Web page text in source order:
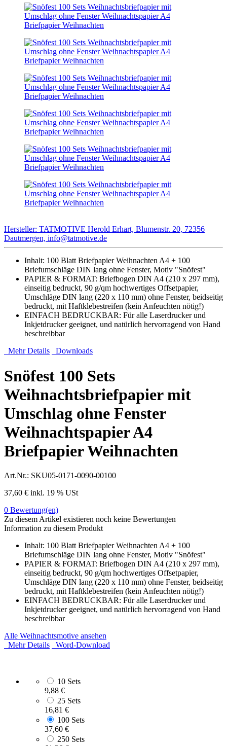
Hersteller: TATMOTIVE Herold Erhart, Blumenstr. 20, 72356
Dautmergen, info@tatmotive.de
Inhalt: 100 Blatt Briefpapier Weihnachten A4 + 100
Briefumschläge DIN lang ohne Fenster, Motiv "Snöfest"
PAPIER & FORMAT: Briefbogen DIN A4 (210 x 297 mm),
einseitig bedruckt, 90 g/qm hochwertiges Offsetpapier,
Umschläge DIN lang (220 x 110 mm) ohne Fenster, beidseitig
bedruckt, mit Haftklebestreifen (kein Anfeuchten nötig!)
EINFACH BEDRUCKBAR: Für alle Laserdrucker und
Inkjetdrucker geeignet, und natürlich hervorragend von Hand
beschreibbar
Mehr Details
Downloads
Snöfest 100 Sets
Weihnachtsbriefpapier mit
Umschlag ohne Fenster
Weihnachtspapier A4
Briefpapier Weihnachten
Art.Nr.: SKU05-0171-0090-00100
37,60 € inkl. 19 % USt
0 Bewertung(en)
Zu diesem Artikel existieren noch keine Bewertungen
Information zu diesem Produkt
Inhalt: 100 Blatt Briefpapier Weihnachten A4 + 100
Briefumschläge DIN lang ohne Fenster, Motiv "Snöfest"
PAPIER & FORMAT: Briefbogen DIN A4 (210 x 297 mm),
einseitig bedruckt, 90 g/qm hochwertiges Offsetpapier,
Umschläge DIN lang (220 x 110 mm) ohne Fenster, beidseitig
bedruckt, mit Haftklebestreifen (kein Anfeuchten nötig!)
EINFACH BEDRUCKBAR: Für alle Laserdrucker und
Inkjetdrucker geeignet, und natürlich hervorragend von Hand
beschreibbar
Alle Weihnachtsmotive ansehen
Mehr Details
Word-Download
10 Sets
9,88 €
25 Sets
16,81 €
100 Sets
37,60 €
250 Sets